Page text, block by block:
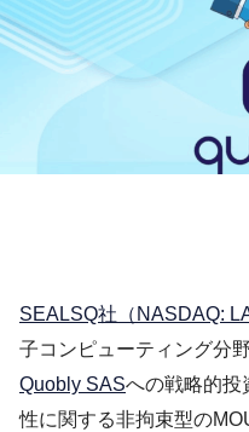
SEALSQ社（NASDAQ:
子コンピューティング分
Quobly SASへの戦略的投
性に関する非拘束型の